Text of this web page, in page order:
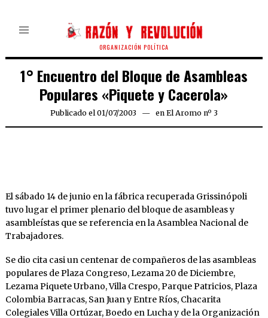
ORGANIZACIÓN POLÍTICA
1° Encuentro del Bloque de Asambleas
Populares «Piquete y Cacerola»
Publicado el 01/07/2003 21/03/2020
en El Aromo nº 3
El sábado 14 de junio en la fábrica recuperada Grissinópoli
tuvo lugar el primer plenario del bloque de asambleas y
asambleístas que se referencia en la Asamblea Nacional de
Trabajadores.
Se dio cita casi un centenar de compañeros de las asambleas
populares de Plaza Congreso, Lezama 20 de Diciembre,
Lezama Piquete Urbano, Villa Crespo, Parque Patricios, Plaza
Colombia Barracas, San Juan y Entre Ríos, Chacarita
Colegiales Villa Ortúzar, Boedo en Lucha y de la Organización